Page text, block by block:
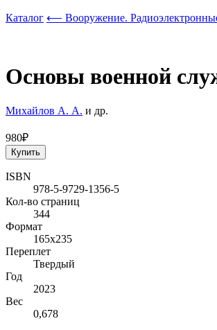
Каталог ⟵ Вооружение.
Основы военной
Михайлов А. А. и др.
980₽
Купить
ISBN
978-5-9729-1356-5
Кол-во страниц
344
Формат
165х235
Переплет
Твердый
Год
2023
Вес
0,678